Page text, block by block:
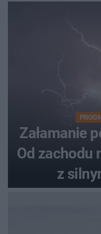
Załamanie
Od zachodu
z